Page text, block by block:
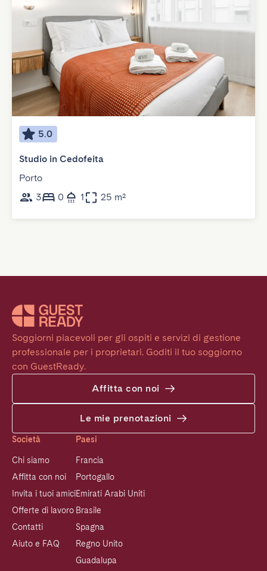
5.0
Studio in Cedofeita
Porto
3
0 1 25 m²
Soggiorni piacevoli per gli ospiti e servizi di gestione
professionale per i proprietari. Goditi il tuo soggiorno
con GuestReady.
Affitta con noi
Le mie prenotazioni
Società
Chi siamo
Affitta con noi
Invita i tuoi amici
Offerte di lavoro
Contatti
Aiuto e FAQ
Paesi
Francia
Portogallo
Emirati Arabi Uniti
Brasile
Spagna
Regno Unito
Guadalupa